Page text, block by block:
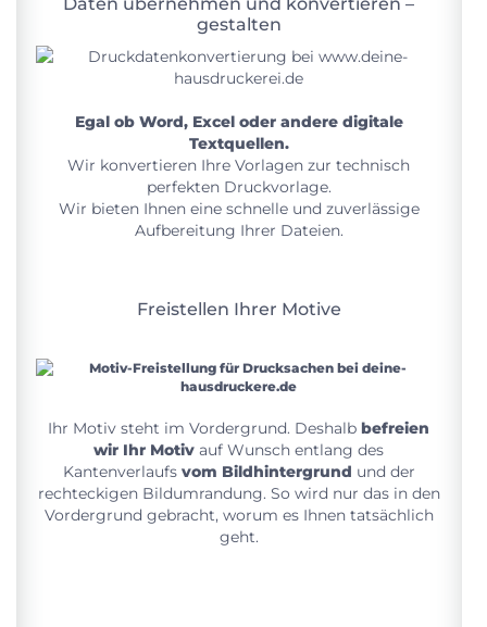
gestalten
Egal ob Word, Excel oder andere digitale
Textquellen.
Wir konvertieren Ihre Vorlagen zur technisch
perfekten Druckvorlage.
Wir bieten Ihnen eine schnelle und zuverlässige
Aufbereitung Ihrer Dateien.
Freistellen Ihrer Motive
Ihr Motiv steht im Vordergrund. Deshalbbefreien
wir Ihr Motiv auf Wunsch entlang des
Kantenverlaufs vom Bildhintergrund und der
rechteckigen Bildumrandung. So wird nur das in den
Vordergrund gebracht, worum es Ihnen tatsächlich
geht.